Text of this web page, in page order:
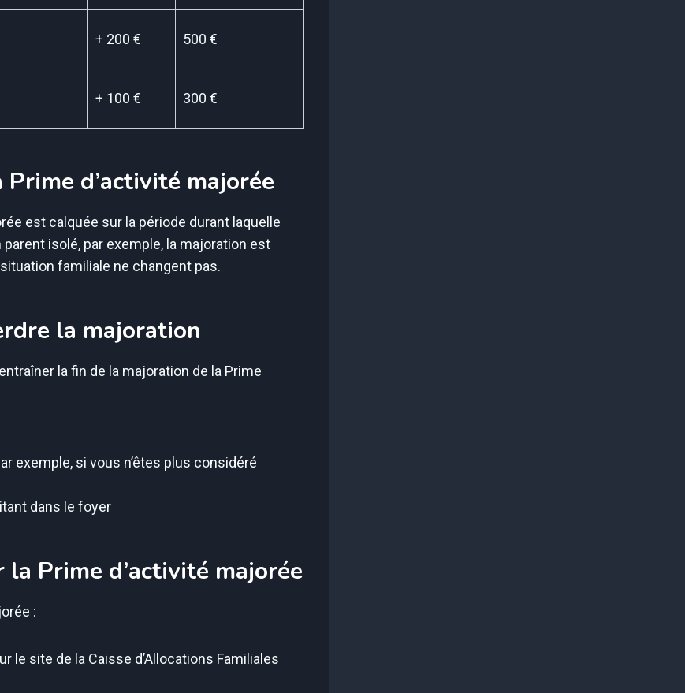
+ 200 € 500 €
+ 100 € 300 €
d’activité majorée
est calquée sur la période durant laquelle
isolé, par exemple, la majoration est
familiale ne changent pas.
la majoration
la fin de la majoration de la Prime
exemple, si vous n’êtes plus considéré
dans le foyer
Prime d’activité majorée
:
site de la Caisse d’Allocations Familiales